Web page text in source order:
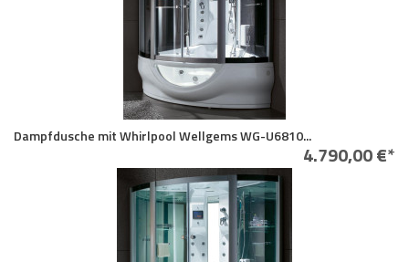
Dampfdusche mit Whirlpool Wellgems WG-U6810...
4.790,00 €*